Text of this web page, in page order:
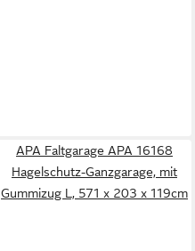
APA Faltgarage APA 16168
Hagelschutz-Ganzgarage, mit
Gummizug L, 571 x 203 x 119cm